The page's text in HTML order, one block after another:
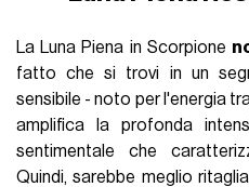
La Luna Piena in Scorpione
fatto che si trovi in un
sensibile - noto per l'energia
amplifica la profonda
sentimentale che
Quindi, sarebbe meglio